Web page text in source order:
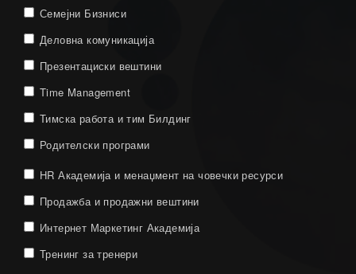
Семејни Бизниси
Деловна комуникација
Презентациски вештини
Time Management
Тимска работа и тим Билдинг
Родителски програми
HR Академија и менаџмент на човечки ресурси
Продажба и продажни вештини
Интернет Маркетинг Академија
Тренинг за тренери